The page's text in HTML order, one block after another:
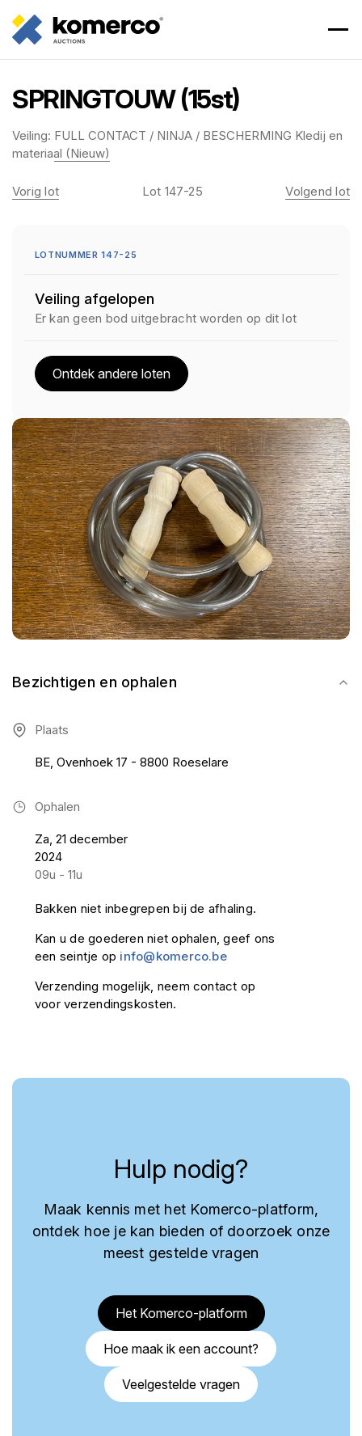
SPRINGTOUW (15st)
Veiling: FULL CONTACT / NINJA / BESCHERMING Kledij en
materiaal (Nieuw)
Bezichtigen en ophalen
Plaats
BE, Ovenhoek 17 - 8800 Roeselare
Ophalen
Za, 21 december
2024
09u - 11u
Bakken niet inbegrepen bij de afhaling.
Kan u de goederen niet ophalen, geef ons
een seintje op info@komerco.be
Verzending mogelijk, neem contact op
voor verzendingskosten.
Vorig lot Lot 147-25 Volgend lot
LOTNUMMER 147-25
Veiling afgelopen
Er kan geen bod uitgebracht worden op dit lot
Ontdek andere loten
Hulp nodig?
Maak kennis met het Komerco-platform,
ontdek hoe je kan bieden of doorzoek onze
meest gestelde vragen
Het Komerco-platform
Hoe maak ik een account?
Veelgestelde vragen